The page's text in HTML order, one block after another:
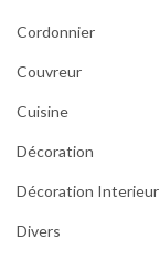
Cordonnier
Couvreur
Cuisine
Décoration
Décoration Interieur
Divers